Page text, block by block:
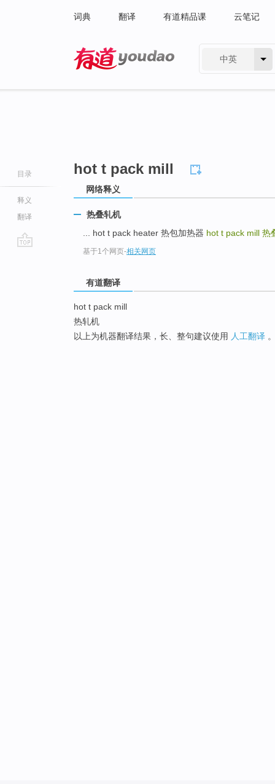
词典 翻译 有道精品课 云笔记
中英
目录
释义
翻译
hot t pack mill
网络释义
热叠轧机
... hot t pack heater 热包加热器 hot t pack mill 热
基于1个网页-相关网页
有道翻译
hot t pack mill
热轧机
以上为机器翻译结果，长、整句建议使用 人工翻译